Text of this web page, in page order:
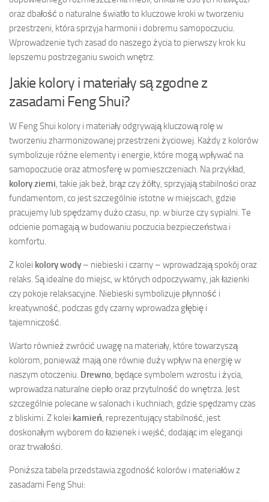
oraz dbałość o naturalne światło to kluczowe kroki w tworzeniu
przestrzeni, która sprzyja harmonii i dobremu samopoczuciu.
Wprowadzenie tych zasad do naszego życia to pierwszy krok ku
lepszemu postrzeganiu swoich wnętrz.
Jakie kolory i materiały są zgodne z
zasadami Feng Shui?
W Feng Shui kolory i materiały odgrywają kluczową rolę w
tworzeniu zharmonizowanej przestrzeni życiowej. Każdy z kolorów
symbolizuje różne elementy i energie, które mogą wpływać na
samopoczucie oraz atmosferę w pomieszczeniach. Na przykład,
kolory ziemi, takie jak beż, brąz czy żółty, sprzyjają stabilności oraz
fundamentom, co jest szczególnie istotne w miejscach, gdzie
pracujemy lub spędzamy dużo czasu, np. w biurze czy sypialni. Te
odcienie pomagają w budowaniu poczucia bezpieczeństwa i
komfortu.
Z kolei kolory wody – niebieski i czarny – wprowadzają spokój oraz
relaks. Są idealne do miejsc, w których odpoczywamy, jak łazienki
czy pokoje relaksacyjne. Niebieski symbolizuje płynność i
kreatywność, podczas gdy czarny wprowadza głębię i
tajemniczość.
Warto również zwrócić uwagę na materiały, które towarzyszą
kolorom, ponieważ mają one równie duży wpływ na energię w
naszym otoczeniu. Drewno, będące symbolem wzrostu i życia,
wprowadza naturalne ciepło oraz przytulność do wnętrza. Jest
szczególnie polecane w salonach i kuchniach, gdzie spędzamy czas
z bliskimi. Z kolei kamień, reprezentujący stabilność, jest
doskonałym wyborem do łazienek i wejść, dodając im elegancji
oraz trwałości.
Poniższa tabela przedstawia zgodność kolorów i materiałów z
zasadami Feng Shui: